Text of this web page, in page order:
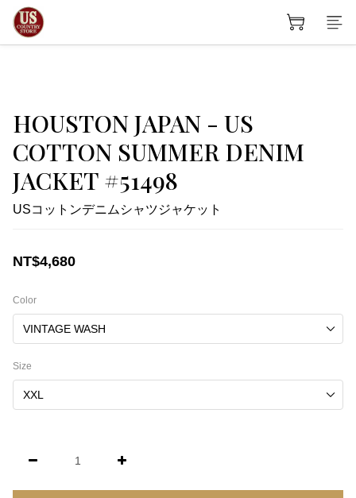
HOUSTON JAPAN - US
COTTON SUMMER DENIM
JACKET #51498
USコットンデニムシャツジャケット
NT$4,680
Color
Size